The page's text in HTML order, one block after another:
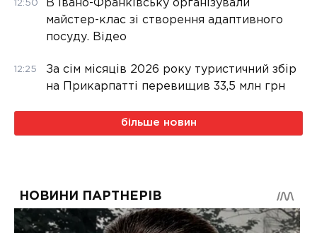
12:50
В Івано-Франківську організували
майстер-клас зі створення адаптивного
посуду. Відео
12:25
За сім місяців 2026 року туристичний збір
на Прикарпатті перевищив 33,5 млн грн
більше новин